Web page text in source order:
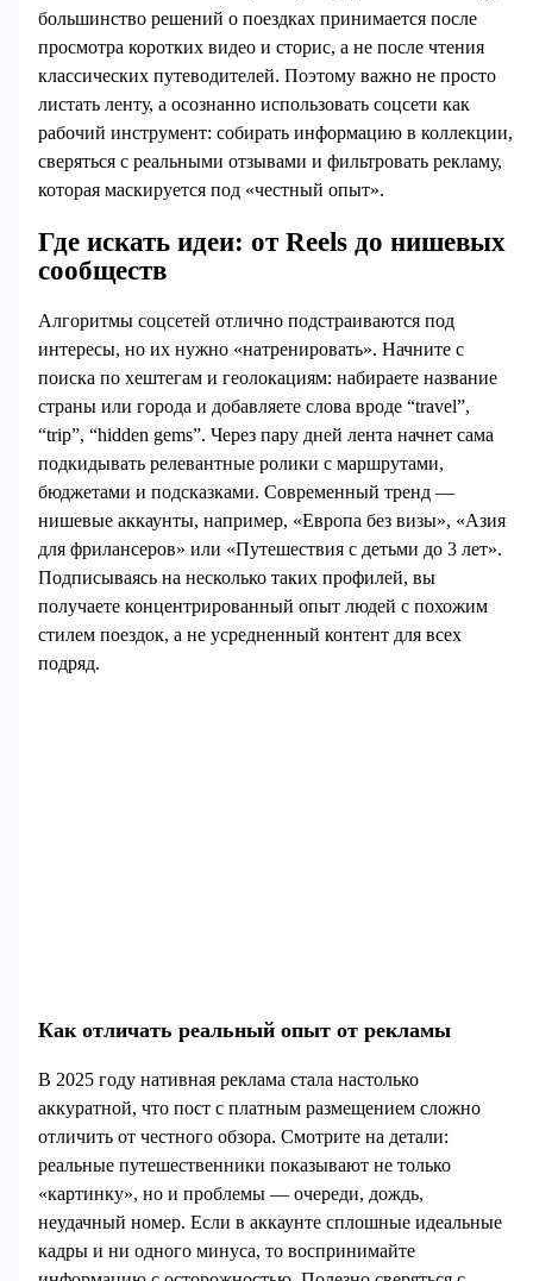
большинство решений о поездках принимается после
просмотра коротких видео и сторис, а не после чтения
классических путеводителей. Поэтому важно не просто
листать ленту, а осознанно использовать соцсети как
рабочий инструмент: собирать информацию в коллекции,
сверяться с реальными отзывами и фильтровать рекламу,
которая маскируется под «честный опыт».
Где искать идеи: от Reels до нишевых
сообществ
Алгоритмы соцсетей отлично подстраиваются под
интересы, но их нужно «натренировать». Начните с
поиска по хештегам и геолокациям: набираете название
страны или города и добавляете слова вроде “travel”,
“trip”, “hidden gems”. Через пару дней лента начнет сама
подкидывать релевантные ролики с маршрутами,
бюджетами и подсказками. Современный тренд —
нишевые аккаунты, например, «Европа без визы», «Азия
для фрилансеров» или «Путешествия с детьми до 3 лет».
Подписываясь на несколько таких профилей, вы
получаете концентрированный опыт людей с похожим
стилем поездок, а не усредненный контент для всех
подряд.
Как отличать реальный опыт от рекламы
В 2025 году нативная реклама стала настолько
аккуратной, что пост с платным размещением сложно
отличить от честного обзора. Смотрите на детали:
реальные путешественники показывают не только
«картинку», но и проблемы — очереди, дождь,
неудачный номер. Если в аккаунте сплошные идеальные
кадры и ни одного минуса, то воспринимайте